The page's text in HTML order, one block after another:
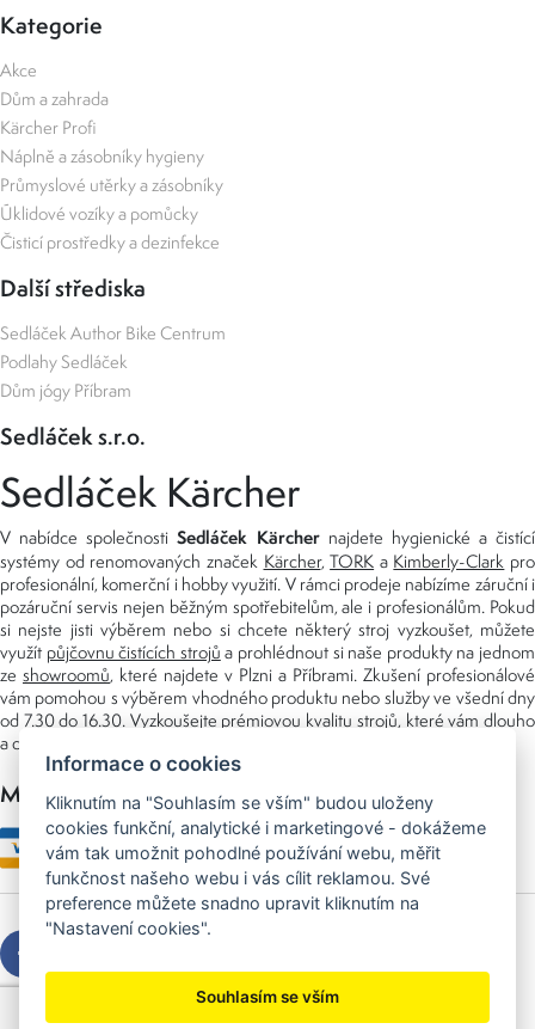
Kategorie
Akce
Dům a zahrada
Kärcher Profi
Náplně a zásobníky hygieny
Průmyslové utěrky a zásobníky
Úklidové vozíky a pomůcky
Čisticí prostředky a dezinfekce
Další střediska
Sedláček Author Bike Centrum
Podlahy Sedláček
Dům jógy Příbram
Sedláček s.r.o.
Sedláček Kärcher
V nabídce společnostiSedláček Kärchernajdete hygienické a čistící
systémy od renomovaných značek Kärcher,TORK a Kimberly-Clark pro
profesionální, komerční i hobby využití. V rámci prodeje nabízíme záruční i
pozáruční servis nejen běžným spotřebitelům, ale i profesionálům. Pokud
si nejste jisti výběrem nebo si chcete některý stroj vyzkoušet, můžete
využít půjčovnu čistících strojů a prohlédnout si naše produkty na jednom
ze showroomů, které najdete v Plzni a Příbrami. Zkušení profesionálové
vám pomohou s výběrem vhodného produktu nebo služby ve všední dny
od 7.30 do 16.30. Vyzkoušejte prémiovou kvalitu strojů, které vám dlouho
a dobře poslouží nejen doma, ale i v zaměstnání.
Možnosti platby
Copyright © 2026 Sedláček s.r.o.
Created byOLC Webdesign
Informace o cookies
Kliknutím na "Souhlasím se vším" budou uloženy
cookies funkční, analytické i marketingové - dokážeme
vám tak umožnit pohodlné používání webu, měřit
funkčnost našeho webu i vás cílit reklamou. Své
preference můžete snadno upravit kliknutím na
"Nastavení cookies".
Souhlasím se vším